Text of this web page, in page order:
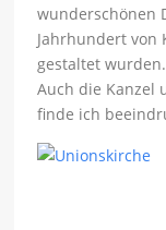
wunderschönen
Jahrhundert von
gestaltet
Auch die Kanzel
finde ich